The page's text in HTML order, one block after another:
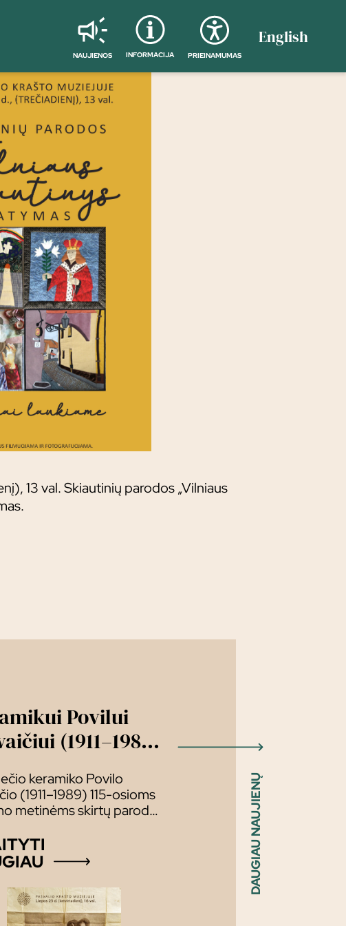
NAUJIENOS INFORMACIJA PRIEINAMUMAS
English
13 val. Skiautinių parodos „Vilniaus
Povilui
(1911–1989)
keramiko Povilo
(1911–1989) 115-osioms
metinėms skirtų parodų
DAUGIAU NAUJIENŲ